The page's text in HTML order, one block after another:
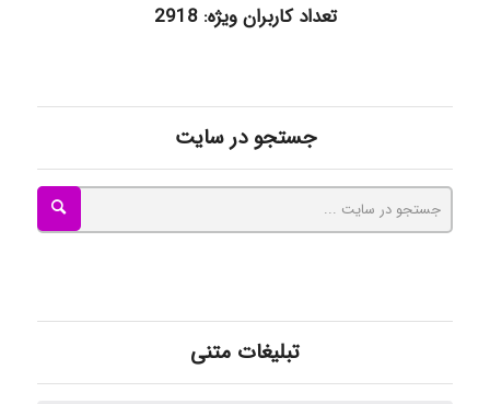
kimiya zirakpoor
ayda habibnejad
Nazaninkarkon
تعداد کاربران ویژه: 2918
جستجو در سایت
تبلیغات متنی